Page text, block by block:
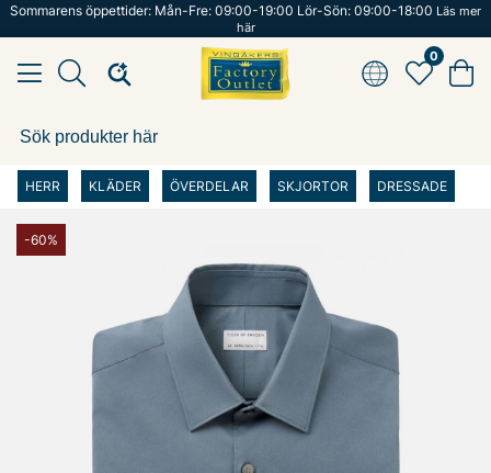
Sommarens öppettider: Mån-Fre: 09:00-19:00 Lör-Sön: 09:00-18:00 Läs mer
här
0
HERR KLÄDER ÖVERDELAR SKJORTOR DRESSADE
-60%